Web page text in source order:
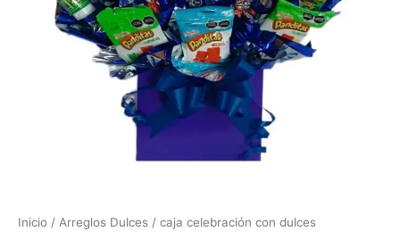
Inicio / Arreglos Dulces / caja celebración con dulces